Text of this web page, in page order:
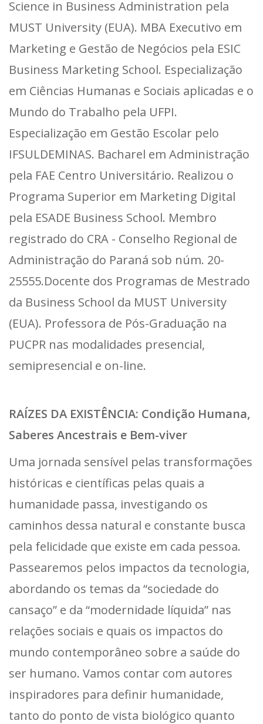
Science in Business Administration pela
MUST University (EUA). MBA Executivo em
Marketing e Gestão de Negócios pela ESIC
Business Marketing School. Especialização
em Ciências Humanas e Sociais aplicadas e o
Mundo do Trabalho pela UFPI.
Especialização em Gestão Escolar pelo
IFSULDEMINAS. Bacharel em Administração
pela FAE Centro Universitário. Realizou o
Programa Superior em Marketing Digital
pela ESADE Business School. Membro
registrado do CRA - Conselho Regional de
Administração do Paraná sob núm. 20-
25555.Docente dos Programas de Mestrado
da Business School da MUST University
(EUA). Professora de Pós-Graduação na
PUCPR nas modalidades presencial,
semipresencial e on-line.
RAÍZES DA EXISTÊNCIA: Condição Humana,
Saberes Ancestrais e Bem-viver
Uma jornada sensível pelas transformações
históricas e científicas pelas quais a
humanidade passa, investigando os
caminhos dessa natural e constante busca
pela felicidade que existe em cada pessoa.
Passearemos pelos impactos da tecnologia,
abordando os temas da “sociedade do
cansaço” e da “modernidade líquida” nas
relações sociais e quais os impactos do
mundo contemporâneo sobre a saúde do
ser humano. Vamos contar com autores
inspiradores para definir humanidade,
tanto do ponto de vista biológico quanto